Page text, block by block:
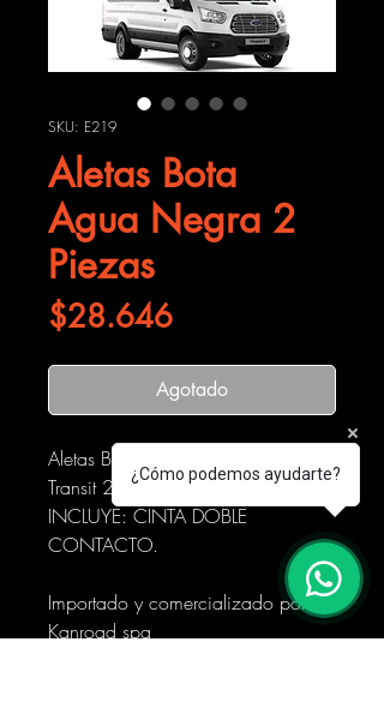
SKU: E219
Aletas Bota
Agua Negra 2
Piezas
$28.646Precio
Agotado
Aletas Bota Agua Negra Ford
Transit 2013-2021 2 Piezas
INCLUYE: CINTA DOBLE
CONTACTO.
Importado y comercializado por
Kanroad spa
¿Cómo podemos ayudarte?